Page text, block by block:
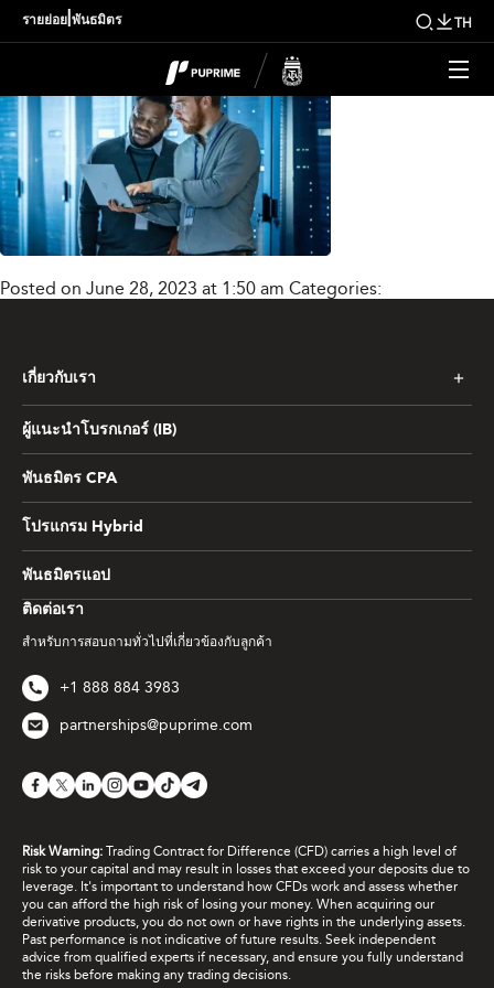
รายย่อย พันธมิตร TH
text_and_img07_new
Posted on June 28, 2023 at 1:50 am Categories:
ติดต่อเรา
สำหรับการสอบถามทั่วไปที่เกี่ยวข้องกับลูกค้า
+1 888 884 3983
partnerships@puprime.com
เกี่ยวกับเรา
ผู้แนะนำโบรกเกอร์ (IB)
พันธมิตร CPA
โปรแกรม Hybrid
พันธมิตรแอป
Risk Warning: Trading Contract for Difference (CFD) carries a high level of
risk to your capital and may result in losses that exceed your deposits due to
leverage. It's important to understand how CFDs work and assess whether
you can afford the high risk of losing your money. When acquiring our
derivative products, you do not own or have rights in the underlying assets.
Past performance is not indicative of future results. Seek independent
advice from qualified experts if necessary, and ensure you fully understand
the risks before making any trading decisions.